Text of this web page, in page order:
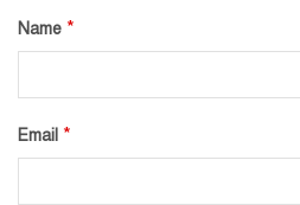
Name *
Email *